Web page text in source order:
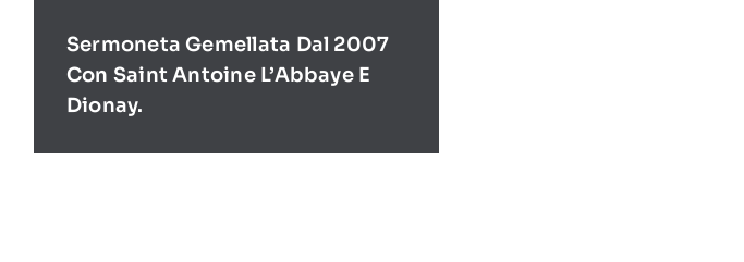
Sermoneta Gemellata Dal 2007
Con Saint Antoine L’Abbaye E
Dionay.